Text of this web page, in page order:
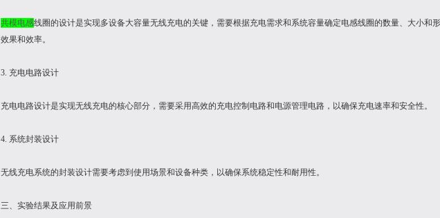
共模电感线圈的设计是实现多设备大容量无线充电的关键，需要根据充电需求和系统容量确定电感线圈的数量、大小和
效果和效率。
3. 充电电路设计
充电电路设计是实现无线充电的核心部分，需要采用高效的充电控制电路和电源管理电路，以确保充电速率和安全性。
4. 系统封装设计
无线充电系统的封装设计需要考虑到使用场景和设备种类，以确保系统稳定性和耐用性。
三、实验结果及应用前景